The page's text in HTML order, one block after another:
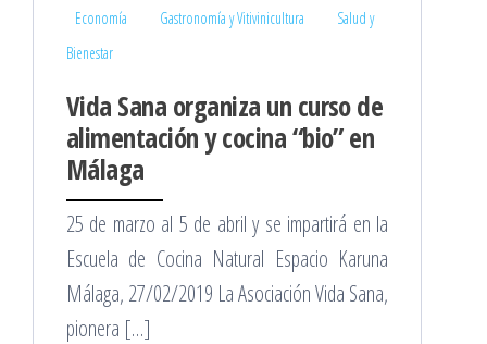
Economía Gastronomía y Vitivinicultura
Salud y
Bienestar
Vida Sana organiza un curso de
alimentación y cocina “bio” en
Málaga
25 de marzo al 5 de abril y se impartirá en la
Escuela de Cocina Natural Espacio Karuna
Málaga, 27/02/2019 La Asociación Vida Sana,
pionera […]